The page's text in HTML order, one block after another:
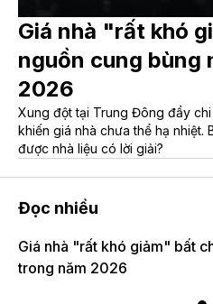
Giá nhà "rất khó
nguồn cung bùng
2026
Xung đột tại Trung Đông đẩy
khiến giá nhà chưa thể hạ nhiệt.
được nhà liệu có lời giải?
Đọc nhiều
Giá nhà "rất khó giảm" bất
trong năm 2026